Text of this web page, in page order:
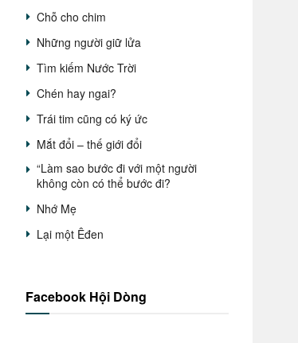
Chỗ cho chim
Những người giữ lửa
Tìm kiếm Nước Trời
Chén hay ngai?
Trái tim cũng có ký ức
Mắt đổi – thế giới đổi
“Làm sao bước đi với một người
không còn có thể bước đi?
Nhớ Mẹ
Lại một Êđen
Facebook Hội Dòng